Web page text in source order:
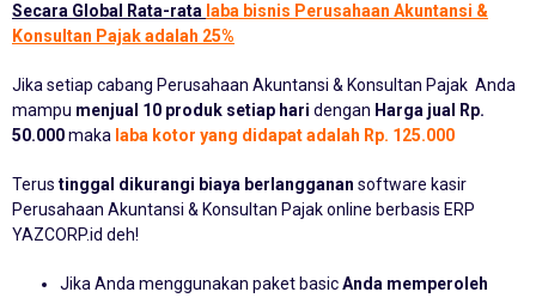
Secara Global Rata-rata laba bisnis Perusahaan Akuntansi &
Konsultan Pajak adalah 25%
Jika setiap cabang Perusahaan Akuntansi & Konsultan Pajak Anda
mampu menjual 10 produk setiap hari dengan Harga jual Rp.
50.000maka laba kotor yang didapat adalah Rp. 125.000
Terus tinggal dikurangi biaya berlangganan software kasir
Perusahaan Akuntansi & Konsultan Pajak online berbasis ERP
YAZCORP.id deh!
Jika Anda menggunakan paket basicAnda memperoleh